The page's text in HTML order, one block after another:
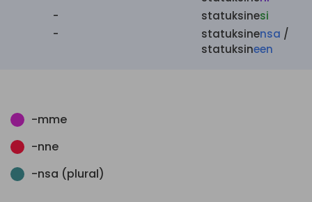
-
-
statuksinesi
statuksinensa /
statuksineen
-mme
-nne
-nsa (plural)